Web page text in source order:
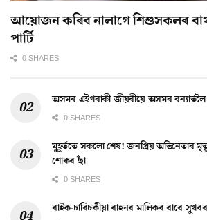
আয়োজন কৰিব নালাগে শিশুসকলৰ
পাৰ্টি
0 SHARES
অসমৰ এইগৰাকী জীয়ৰীয়ে অসমৰ
0 SHARES
মুহূৰ্ততে সকলো শেষ! জনপ্ৰিয় অভিনেতাৰ
শোকৰ ছাঁ
0 SHARES
বাইক-চাৰিচকীয়া বাহনৰ মালিকৰ বাবে